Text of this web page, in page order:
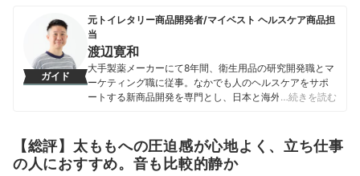
ガイド
元トイレタリー商品開発者/マイベスト ヘルスケア商品担
当
渡辺寛和
大手製薬メーカーにて8年間、衛生用品の研究開発職とマ
ーケティング職に従事。なかでも人のヘルスケアをサポ
ートする新商品開発を専門とし、日本と海外を合わせて
品全般の比較検証を担当。「ユーザーが知りたいことを
適切な検証に基づきわかりやすく提供する」をモットー
に、日々の業務に取り組んでいる。
…続きを読む
【総評】太ももへの圧迫感が心地よく、立ち仕事
の人におすすめ。音も比較的静か